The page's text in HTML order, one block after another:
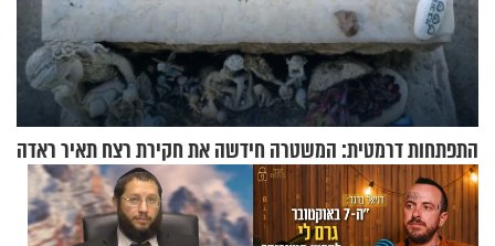
התפתחות דרמטית: המשטרה חידשה את חקירת רצח תאיר ראדה